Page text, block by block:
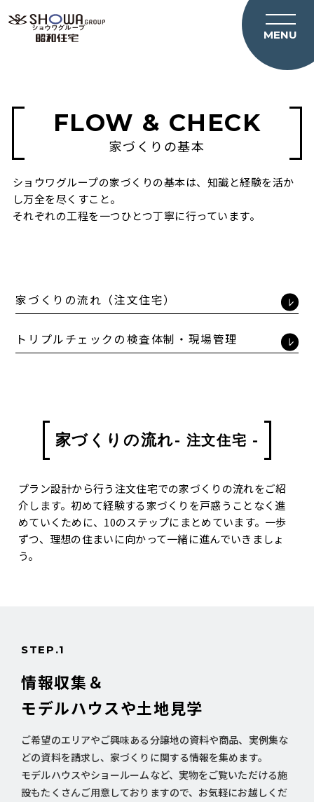
FLOW & CHECK
家づくりの基本
ショウワグループの家づくりの基本は、知識と経験を活か
し万全を尽くすこと。
それぞれの工程を一つひとつ丁寧に行っています。
家づくりの流れ（注文住宅）
トリプルチェックの検査体制・現場管理
家づくりの流れ- 注文住宅 -
プラン設計から行う注文住宅での家づくりの流れをご紹
介します。初めて経験する家づくりを戸惑うことなく進
めていくために、10のステップにまとめています。一歩
ずつ、理想の住まいに向かって一緒に進んでいきましょ
う。
STEP.1
情報収集＆
モデルハウスや土地見学
ご希望のエリアやご興味ある分譲地の資料や商品、実例集な
どの資料を請求し、家づくりに関する情報を集めます。
モデルハウスやショールームなど、実物をご覧いただける施
設もたくさんご用意しておりますので、お気軽にお越しくだ
分譲住宅事業 コンセプト
私たちの家づくり
事業内容
採用情報
ニュース
サイトマップ プライバシーポリシー サイトポリシー
来場予約 お問い合わせ